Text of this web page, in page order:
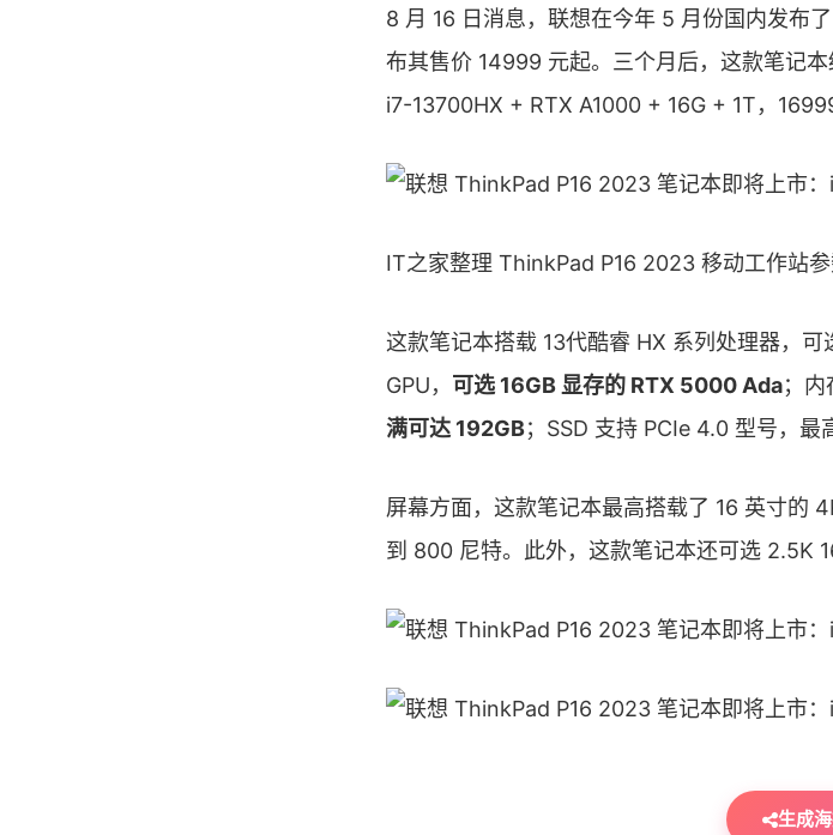
8 月 16 日消息，联想在今年 5 月份国内发布
布其售价 14999 元起。三个月后，这款笔记
i7-13700HX + RTX A1000 + 16G + 1T，
IT之家整理 ThinkPad P16 2023 移动工作站参
这款笔记本搭载 13代酷睿 HX 系列处理器，
GPU， 可选 16GB 显存的 RTX 5000 Ada；内
满可达 192GB；SSD 支持 PCIe 4.0 型号，最
屏幕方面，这款笔记本最高搭载了 16 英寸的
到 800 尼特。此外，这款笔记本还可选 2.5K
生成